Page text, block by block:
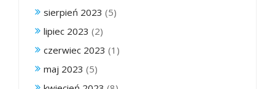
sierpień 2023 (5)
lipiec 2023 (2)
czerwiec 2023 (1)
maj 2023 (5)